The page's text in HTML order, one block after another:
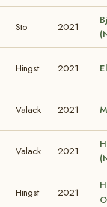
Sto 2021
Hingst 2021
Valack 2021
Valack 2021
Hingst 2021